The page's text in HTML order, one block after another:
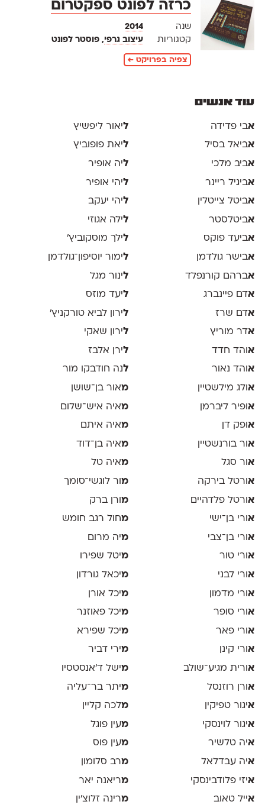
כרזה לפונט ספקטרום
שנה
2014
קטגוריות
עיצוב גרפי, פוסטר לפונט
צפיה בפרויקט ←
עוד אנשים
אבי פדידה
אביאל בסיל
אביב מלכי
אביגיל ריינר
אביטל צייטלין
אביטלסטר
אביעד פוקס
אבישר גולדמן
אברהם קורנפלד
אדם פיינברג
אדם שרז
אדר מוריץ
אוהד חדד
אוהד נאור
אולג מילשטיין
אופיר ליברמן
אופק דן
אור בורנשטיין
אור סגל
אורטל בירקה
אורטל פלדהיים
אורי בן־ישי
אורי בן־צבי
אורי טור
אורי לבני
אורי מדמון
אורי סופר
אורי פאר
אורי קינן
אורית מגיע־שולב
אורן רוזנסל
איגור טפיקין
איגור לוינסקי
איה טלשיר
איה עבדלאל
איזי פלודבינסקי
אייל טאוב
ליאור ליפשיץ
ליאת פופוביץ
ליה אופיר
ליהי אופיר
ליהי יעקב
לילה אגוזי
לילך מוסקוביץ'
לימור יוסיפון־גולדמן
לינור מגל
ליעד מוזס
לירון לביא טורקניץ׳
לירון שאקי
לירן אלבז
לנה חודבקו מור
מאור בן־שושן
מאיה איש־שלום
מאיה איתם
מאיה בן־דוד
מאיה טל
מ ור לוגשי־סומך
מ ורן ברק
מחול רגב חומש
מיה מרום
מיטל שפירו
מיכאל גורדון
מיכל אורן
מיכל פאוזנר
מיכל שפירא
מירי דביר
מישל ד׳אנסטסיו
מיתר בר־עליה
מלכה קליין
מעין פוגל
מעין פוס
מרב סלומון
מריאנה יאר
מרינה זלוצ׳ין